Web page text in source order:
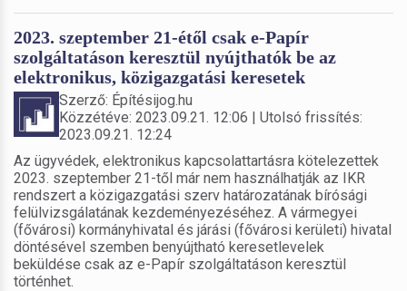
2023. szeptember 21-étől csak e-Papír
szolgáltatáson keresztül nyújthatók be az
elektronikus, közigazgatási keresetek
Szerző: Építésijog.hu
Közzétéve: 2023.09.21. 12:06 | Utolsó frissítés:
2023.09.21. 12:24
Az ügyvédek, elektronikus kapcsolattartásra kötelezettek
2023. szeptember 21-től már nem használhatják az IKR
rendszert a közigazgatási szerv határozatának bírósági
felülvizsgálatának kezdeményezéséhez. A vármegyei
(fővárosi) kormányhivatal és járási (fővárosi kerületi) hivatal
döntésével szemben benyújtható keresetlevelek
beküldése csak az e-Papír szolgáltatáson keresztül
történhet.